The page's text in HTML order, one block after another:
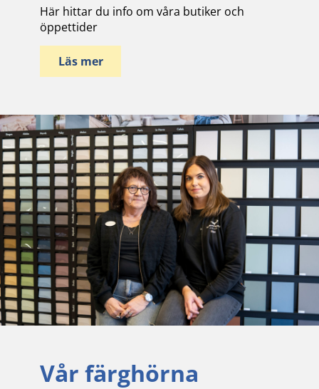
Här hittar du info om våra butiker och
öppettider
Läs mer
Vår färghörna